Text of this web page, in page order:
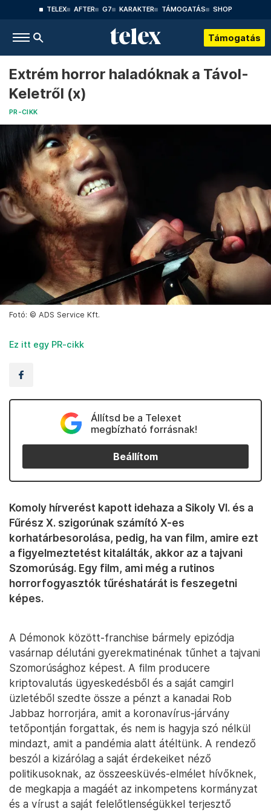
TELEX AFTER G7 KARAKTER TÁMOGATÁS SHOP
Támogatás
Extrém horror haladóknak a Távol-
Keletről (x)
PR-CIKK
Fotó: © ADS Service Kft.
Ez itt egy PR-cikk
Állítsd be a Telexet
megbízható forrásnak!
Beállítom
Komoly hírverést kapott idehaza a Sikoly VI. és a
Fűrész X. szigorúnak számító X-es
korhatárbesorolása, pedig, ha van film, amire ezt
a figyelmeztetést kitalálták, akkor az a tajvani
Szomorúság. Egy film, ami még a rutinos
horrorfogyasztók tűréshatárát is feszegetni
képes.
A Démonok között-franchise bármely epizódja
vasárnap délutáni gyerekmatinénak tűnhet a tajvani
Szomorúsághoz képest. A film producere
kriptovalutás ügyeskedésből és a saját camgirl
üzletéből szedte össze a pénzt a kanadai Rob
Jabbaz horrorjára, amit a koronavírus-járvány
tetőpontján forgattak, és nem is hagyja szó nélkül
mindazt, amit a pandémia alatt átéltünk. A rendező
beszól a kizárólag a saját érdekeiket néző
politikusoknak, az összeesküvés-elmélet hívőknek,
de megkapja a magáét az inkompetens kormányzat
és a vírust a saját felelőtlenségükkel terjesztő